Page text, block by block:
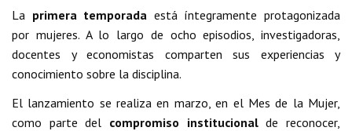
La primera temporada está íntegramente protagonizada
por mujeres. A lo largo de ocho episodios, investigadoras,
docentes y economistas comparten sus experiencias y
conocimiento sobre la disciplina.
El lanzamiento se realiza en marzo, en el Mes de la Mujer,
como parte del compromiso institucionalde reconocer,